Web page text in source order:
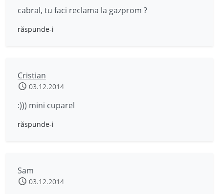
cabral, tu faci reclama la gazprom ?
răspunde-i
Cristian
03.12.2014
:))) mini cuparel
răspunde-i
Sam
03.12.2014